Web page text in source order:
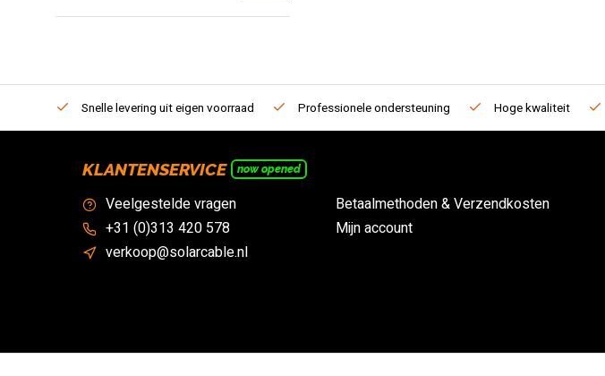
Snelle levering uit eigen voorraad Professionele ondersteuning Hoge kwaliteit
KLANTENSERVICE now opened
Veelgestelde vragen
+31 (0)313 420 578
verkoop@solarcable.nl
Betaalmethoden & Verzendkosten
Mijn account